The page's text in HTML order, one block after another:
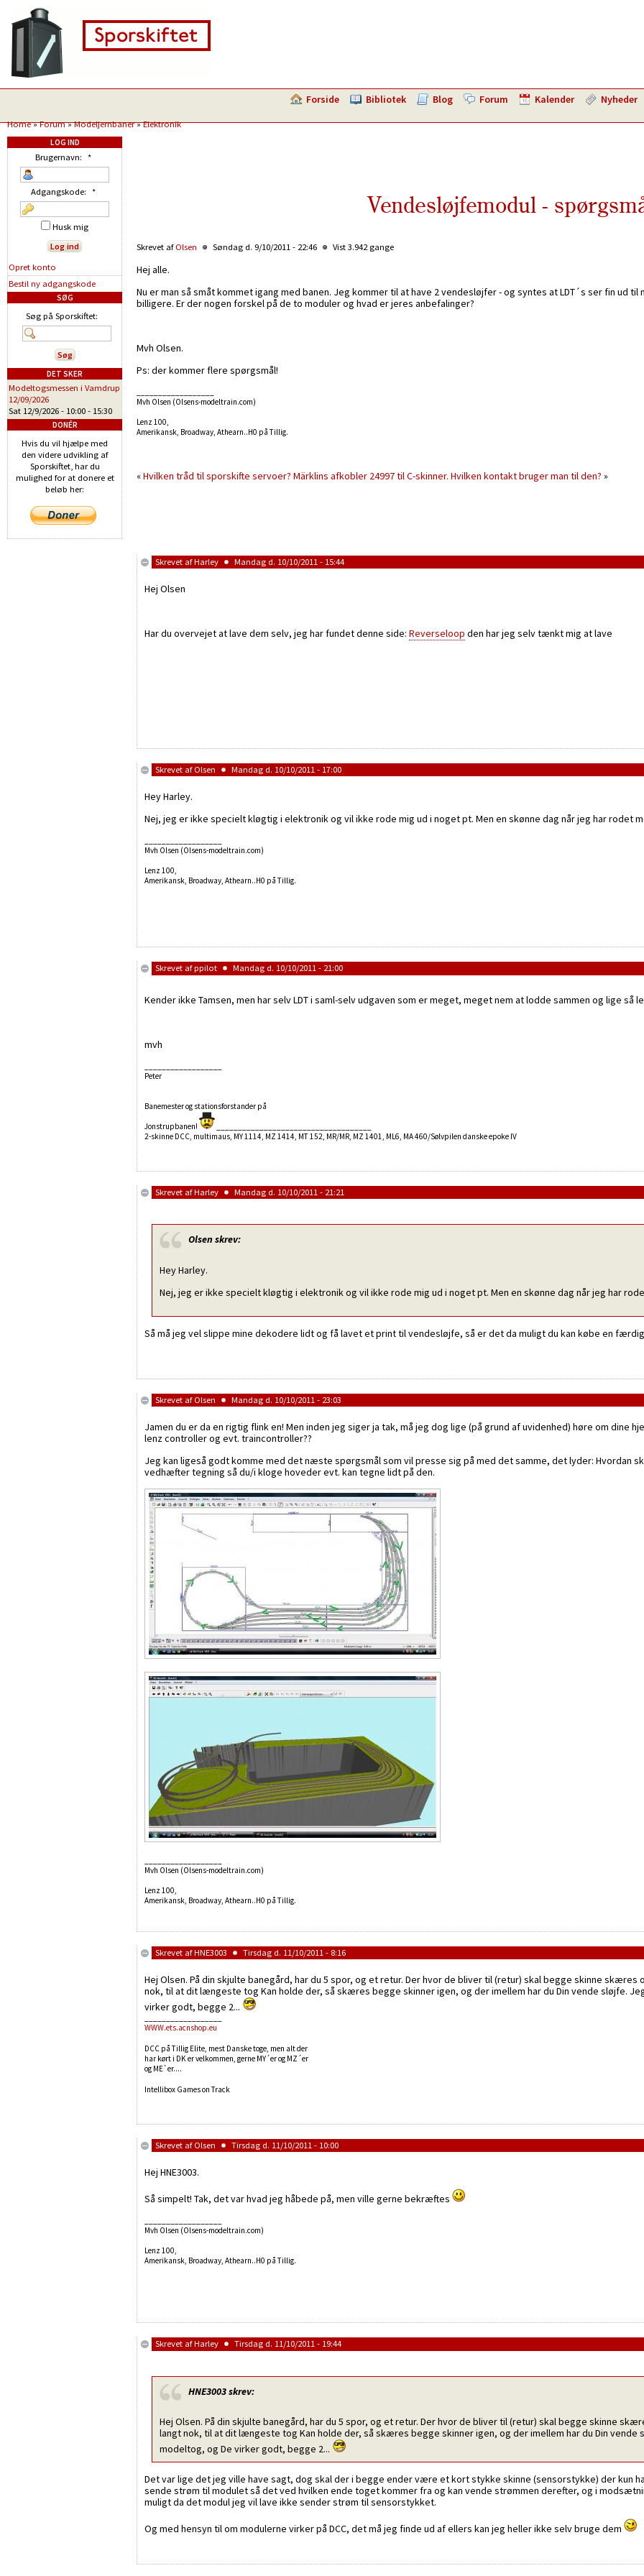
Forside Bibliotek Blog Forum Kalender Nyheder
Home»Forum»Modeljernbaner»Elektronik
Vendesløjfemodul -
Skrevet af Olsen Søndag d. 9/10/2011 - 22:46 Vist 3.942 gange
Hej alle.
Nu er man så småt kommet igang med banen. Jeg kommer til at have 2 vendesløjfer - og syntes at LDT´s ser fin ud
billigere. Er der nogen forskel på de to moduler og hvad er jeres anbefalinger?
Mvh Olsen.
Ps: der kommer flere spørgsmål!
Mvh Olsen (Olsens-modeltrain.com)
Lenz 100,
Amerikansk, Broadway, Athearn..H0 på Tillig.
«Hvilken tråd til sporskifte servoer? Märklins afkobler 24997 til C-skinner. Hvilken kontakt bruger man til den? »
Skrevet afHarley Mandag d. 10/10/2011 - 15:44
Hej Olsen
Har du overvejet at lave dem selv, jeg har fundet denne side: Reverseloop den har jeg selv tænkt mig at lave
Skrevet af Olsen Mandag d. 10/10/2011 - 17:00
Hey Harley.
Nej, jeg er ikke specielt kløgtig i elektronik og vil ikke rode mig ud i noget pt. Men en skønne dag når jeg har rodet
Mvh Olsen (Olsens-modeltrain.com)
Lenz 100,
Amerikansk, Broadway, Athearn..H0 på Tillig.
Skrevet afppilot Mandag d. 10/10/2011 - 21:00
Kender ikke Tamsen, men har selv LDT i saml-selv udgaven som er meget, meget nem at lodde sammen og lige så
mvh
Peter
Banemester og stationsforstander på
Jonstrupbanen!
2-skinne DCC, multimaus, MY 1114, MZ 1414, MT 152, MR/MR, MZ 1401, ML6, MA 460/Sølvpilen danske epoke IV
Skrevet afHarley Mandag d. 10/10/2011 - 21:21
Olsenskrev:
Hey Harley.
Nej, jeg er ikke specielt kløgtig i elektronik og vil ikke rode mig ud i noget pt. Men en skønne dag når jeg har
Så må jeg vel slippe mine dekodere lidt og få lavet et print til vendesløjfe, så er det da muligt du kan købe en
Skrevet af Olsen Mandag d. 10/10/2011 - 23:03
Jamen du er da en rigtig flink en! Men inden jeg siger ja tak, må jeg dog lige (på grund af uvidenhed) høre om dine
lenz controller og evt. traincontroller??
Jeg kan ligeså godt komme med det næste spørgsmål som vil presse sig på med det samme, det lyder: Hvordan
vedhæfter tegning så du/i kloge hoveder evt. kan tegne lidt på den.
Mvh Olsen (Olsens-modeltrain.com)
Lenz 100,
Amerikansk, Broadway, Athearn..H0 på Tillig.
Skrevet afHNE3003 Tirsdag d. 11/10/2011 - 8:16
Hej Olsen. På din skjulte banegård, har du 5 spor, og et retur. Der hvor de bliver til (retur) skal begge skinne
nok, til at dit længeste tog Kan holde der, så skæres begge skinner igen, og der imellem har du Din vende sløjfe.
virker godt, begge 2...
WWW.ets.acnshop.eu
DCC på Tillig Elite, mest Danske toge, men alt der
har kørt i DK er velkommen, gerne MY´er og MZ´er
og ME`er....
Intellibox Games on Track
Skrevet af Olsen Tirsdag d. 11/10/2011 - 10:00
Hej HNE3003.
Så simpelt! Tak, det var hvad jeg håbede på, men ville gerne bekræftes
Mvh Olsen (Olsens-modeltrain.com)
Lenz 100,
Amerikansk, Broadway, Athearn..H0 på Tillig.
Skrevet afHarley Tirsdag d. 11/10/2011 - 19:44
HNE3003skrev:
Hej Olsen. På din skjulte banegård, har du 5 spor, og et retur. Der hvor de bliver til (retur) skal begge skinne
langt nok, til at dit længeste tog Kan holde der, så skæres begge skinner igen, og der imellem har du Din vende
modeltog, og De virker godt, begge 2...
Det var lige det jeg ville have sagt, dog skal der i begge ender være et kort stykke skinne (sensorstykke) der kun
sende strøm til modulet så det ved hvilken ende toget kommer fra og kan vende strømmen derefter, og i
muligt da det modul jeg vil lave ikke sender strøm til sensorstykket.
Og med hensyn til om modulerne virker på DCC, det må jeg finde ud af ellers kan jeg heller ikke selv bruge dem
LOG IND
Brugernavn: *
Adgangskode: *
Husk mig
Opret konto
Bestil ny adgangskode
SØG
Søg på Sporskiftet:
DET SKER
Modeltogsmessen i Vamdrup
12/09/2026
Sat 12/9/2026 - 10:00 - 15:30
DONÉR
Hvis du vil hjælpe med
den videre udvikling af
Sporskiftet, har du
mulighed for at donere et
beløb her: